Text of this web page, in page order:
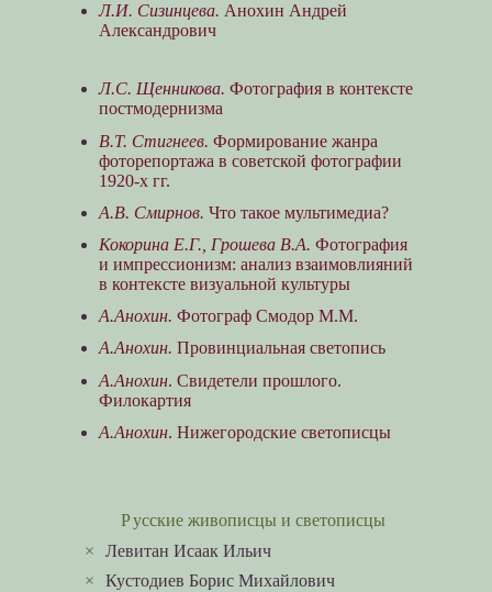
Л.И. Сизинцева. Анохин Андрей
Александрович
Л.С. Щенникова. Фотография в контексте
постмодернизма
В.Т. Стигнеев. Формирование жанра
фоторепортажа в советской фотографии
1920-х гг.
А.В. Смирнов. Что такое мультимедиа?
Кокорина Е.Г., Грошева В.А. Фотография
и импрессионизм: анализ взаимовлияний
в контексте визуальной культуры
А.Анохин. Фотограф Смодор М.М.
А.Анохин. Провинциальная светопись
А.Анохин. Свидетели прошлого.
Филокартия
А.Анохин. Нижегородские светописцы
Русские живописцы и светописцы
×Левитан Исаак Ильич
×Кустодиев Борис Михайлович